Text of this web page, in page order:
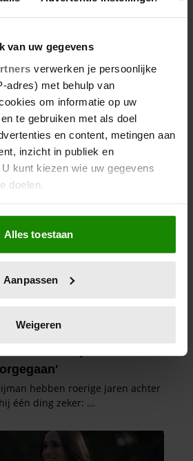
van uw gegevens
verwerken je persoonlijke
adres) met behulp van
om informatie op uw
te gebruiken met als doel
en content, metingen aan
inzicht in publiek en
kunt kiezen wie uw gegevens
doelen.
we ook graag:
over uw geografische
paar meter nauwkeurig kan zijn
eigenschappen (fingerprinting)
in het
om content en advertenties te
voor social media te bieden
van onze site met onze
adverteren en analyse. Deze
Alles toestaan
Aanpassen
Weigeren